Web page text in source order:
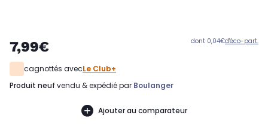
7,99€ dont 0,04€d'éco-part.
cagnottés avecLe Club+
produit neuf vendu & expédié par Boulanger
Ajouter au comparateur